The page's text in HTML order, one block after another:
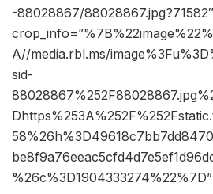
-88028867/88028867.jpg?71582″
A//media.rbl.ms/
sid-